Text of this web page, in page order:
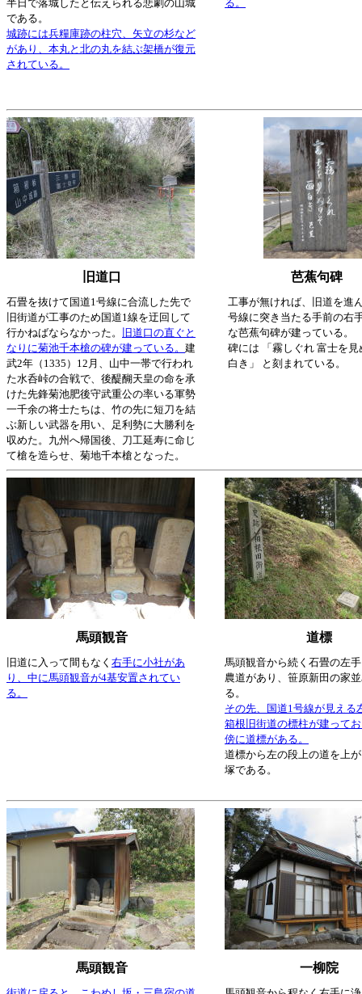
半日で落城したと伝えられる悲劇の山城
である。
城跡には兵糧庫跡の柱穴、矢立の杉など
があり、本丸と北の丸を結ぶ架橋が復元
されている。
る。
旧道口 芭蕉句碑
石畳を抜けて国道1号線に合流した先で
旧街道が工事のため国道1線を迂回して
行かねばならなかった。
旧道口の直ぐと
なりに菊池千本槍の碑が建っている。 建
武2年（1335）12月、山中一帯で行われ
た水呑峠の合戦で、後醍醐天皇の命を承
けた先鋒菊池肥後守武重公の率いる軍勢
一千余の将士たちは、竹の先に短刀を結
ぶ新しい武器を用い、足利勢に大勝利を
収めた。九州へ帰国後、刀工延寿に命じ
て槍を造らせ、菊地千本槍となった。
工事が無ければ、旧道を進
号線に突き当たる手前の右
な芭蕉句碑が建っている。
碑には 「霧しぐれ 富士を見
白き」 と刻まれている。
馬頭観音 道標
旧道に入って間もなく 右手に小社があ
り、中に馬頭観音が4基安置されてい
る。
馬頭観音から続く石畳の左
農道があり、笹原新田の家
る。
その先、国道1号線が見える
箱根旧街道の標柱が建って
傍に道標がある。
道標から左の段上の道を上
塚である。
馬頭観音 一柳院